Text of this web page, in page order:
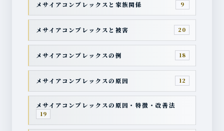
メサイアコンプレックスと家族関係 9
メサイアコンプレックスと被害 20
メサイアコンプレックスの例 18
メサイアコンプレックスの原因 12
メサイアコンプレックスの原因・特徴・改善法
19